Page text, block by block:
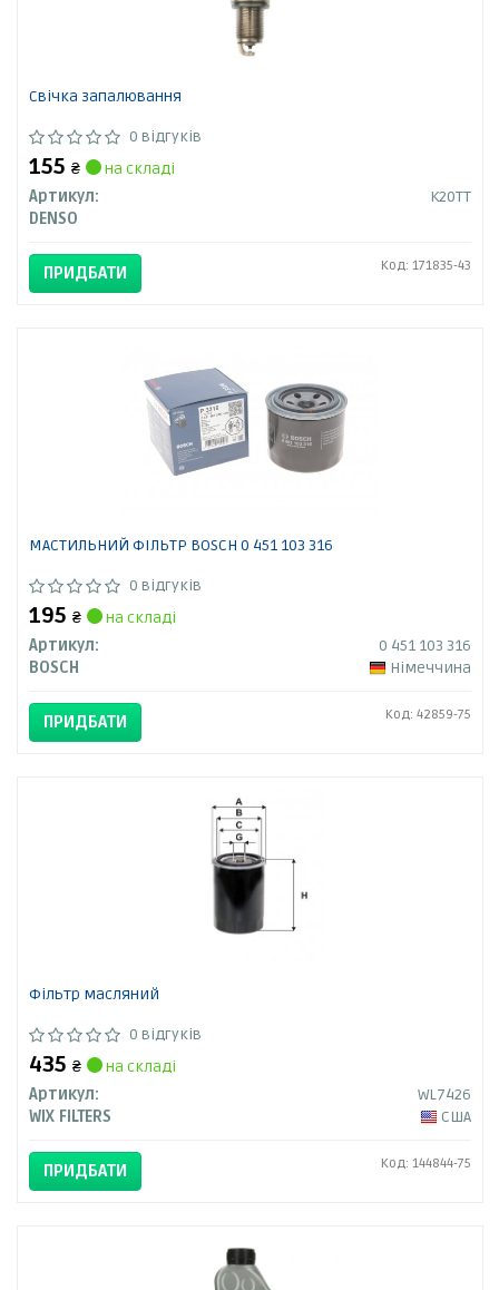
Свічка запалювання
0 відгуків
155 ₴
на складі
Артикул:
K20TT
DENSO
ПРИДБАТИ Код: 171835-43
МАСТИЛЬНИЙ ФІЛЬТР BOSCH 0 451 103 316
0 відгуків
195 ₴
на складі
Артикул:
0 451 103 316
BOSCH
Німеччина
ПРИДБАТИ Код: 42859-75
Фільтр масляний
0 відгуків
435 ₴
на складі
Артикул:
WL7426
WIX FILTERS
США
ПРИДБАТИ Код: 144844-75